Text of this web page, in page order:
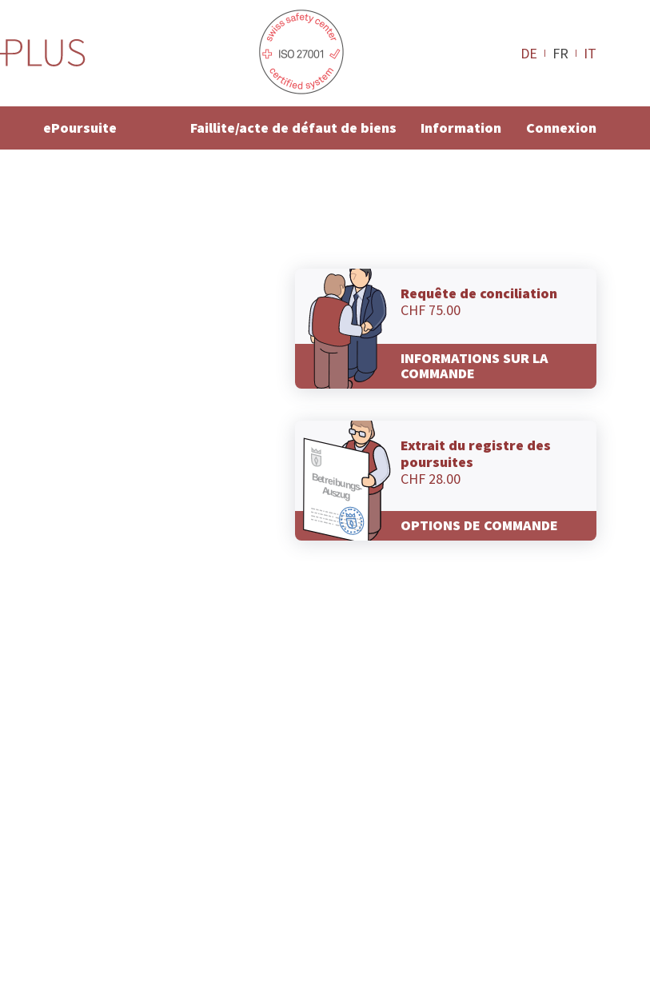
DE FR IT
ePoursuite Faillite/acte de défaut de biens Information Connexion
Requête de conciliation
CHF 75.00
INFORMATIONS SUR LA
COMMANDE
Extrait du registre des
poursuites
CHF 28.00
OPTIONS DE COMMANDE